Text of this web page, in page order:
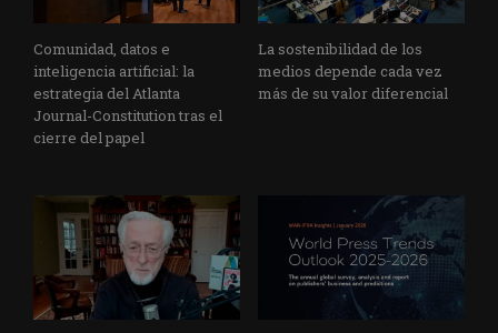
Comunidad, datos e
inteligencia artificial: la
estrategia del Atlanta
Journal-Constitution tras el
cierre del papel
La sostenibilidad de los
medios depende cada vez
más de su valor diferencial